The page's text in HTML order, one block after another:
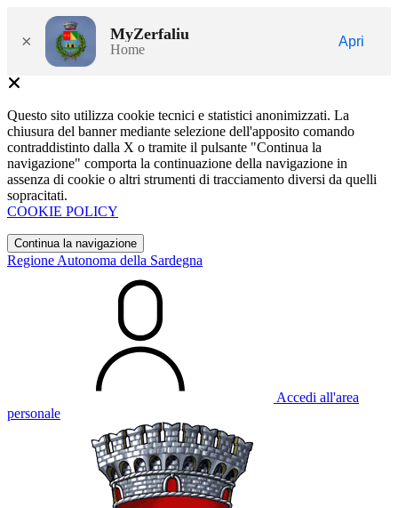
× MyZerfaliu
Home
Apri
Questo sito utilizza cookie tecnici e statistici anonimizzati. La
chiusura del banner mediante selezione dell'apposito comando
contraddistinto dalla X o tramite il pulsante "Continua la
navigazione" comporta la continuazione della navigazione in
assenza di cookie o altri strumenti di tracciamento diversi da quelli
sopracitati.
COOKIE POLICY
Continua la navigazione
Regione Autonoma della Sardegna
Accedi all'area
personale